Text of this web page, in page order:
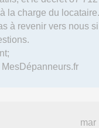
la charge du locataire.
à revenir vers nous
MesDépanneurs.fr
mar